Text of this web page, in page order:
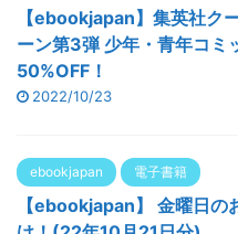
【ebookjapan】集英社ク
ーン第3弾 少年・青年コミ
50%OFF！
2022/10/23
ebookjapan 電子書籍
【ebookjapan】 金曜日の